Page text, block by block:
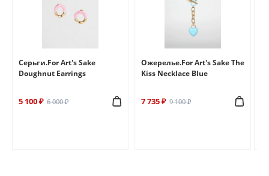
Серьги.For Art's Sake
Doughnut Earrings
5 100 ₽ 6 000 ₽
Ожерелье.For Art's Sake The
Kiss Necklace Blue
7 735 ₽ 9 100 ₽